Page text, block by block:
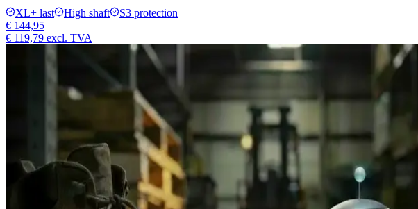
XL+ last High shaft
S3 protection
€ 144,95
€ 119,79 excl. TVA